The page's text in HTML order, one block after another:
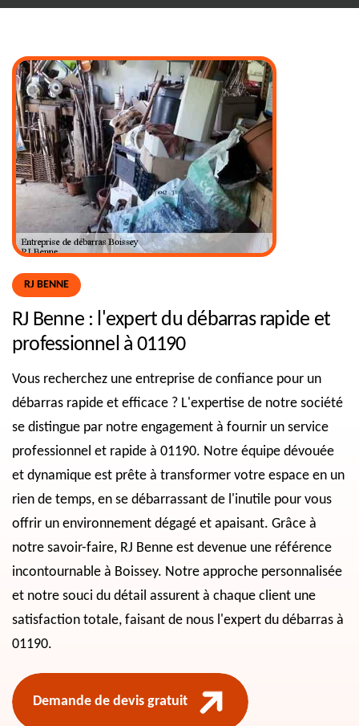
RJ BENNE
RJ Benne : l'expert du débarras rapide et
professionnel à 01190
Vous recherchez une entreprise de confiance pour un
débarras rapide et efficace ? L'expertise de notre société
se distingue par notre engagement à fournir un service
professionnel et rapide à 01190. Notre équipe dévouée
et dynamique est prête à transformer votre espace en un
rien de temps, en se débarrassant de l'inutile pour vous
offrir un environnement dégagé et apaisant. Grâce à
notre savoir-faire, RJ Benne est devenue une référence
incontournable à Boissey. Notre approche personnalisée
et notre souci du détail assurent à chaque client une
satisfaction totale, faisant de nous l'expert du débarras à
01190.
Demande de devis gratuit